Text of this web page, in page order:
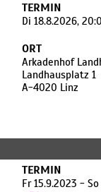
TERMIN
Di 18.8.2026,
ORT
Arkadenhof
Landhausplatz 1
A-4020 Linz
TERMIN
Fr 15.9.2023 -